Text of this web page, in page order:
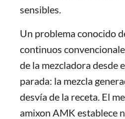
sensibles.
Un problema conocido
continuos
de la mezcladora desde
parada: la mezcla
desvía de la receta. El
amixon AMK establece